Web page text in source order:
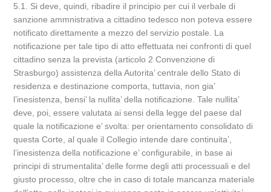
5.1. Si deve, quindi, ribadire il principio per cui il verbale di
sanzione ammnistrativa a cittadino tedesco non poteva essere
notificato direttamente a mezzo del servizio postale. La
notificazione per tale tipo di atto effettuata nei confronti di quel
cittadino senza la prevista (articolo 2 Convenzione di
Strasburgo) assistenza della Autorita’ centrale dello Stato di
residenza e destinazione comporta, tuttavia, non gia’
l’inesistenza, bensi’ la nullita’ della notificazione. Tale nullita’
deve, poi, essere valutata ai sensi della legge del paese dal
quale la notificazione e’ svolta: per orientamento consolidato di
questa Corte, al quale il Collegio intende dare continuita’,
l’inesistenza della notificazione e’ configurabile, in base ai
principi di strumentalita’ delle forme degli atti processuali e del
giusto processo, oltre che in caso di totale mancanza materiale